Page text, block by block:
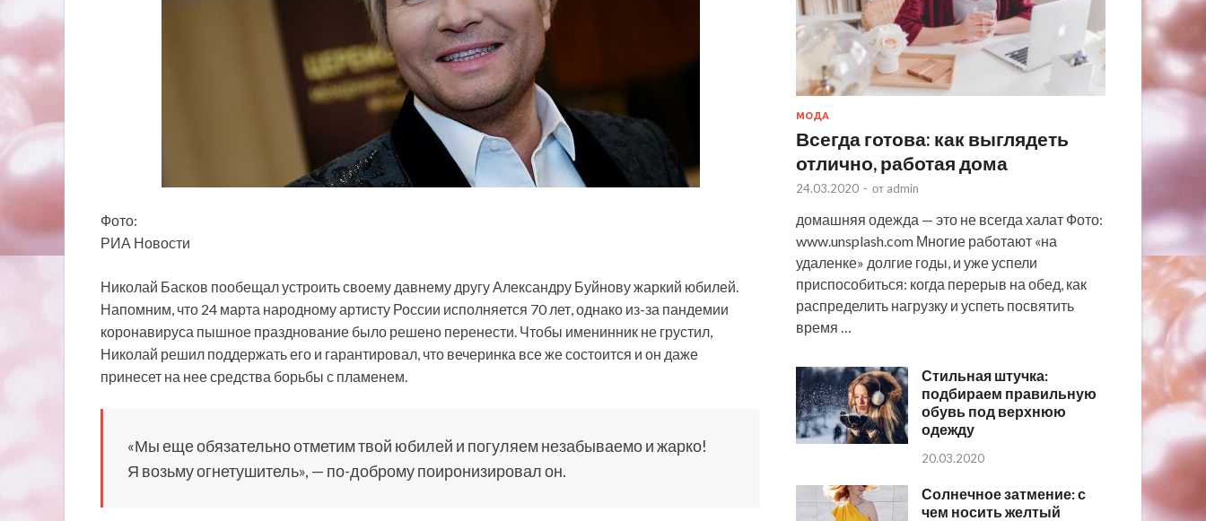
Фото:
РИА Новости
Николай Басков пообещал устроить своему давнему другу Александру Буйнову жаркий юбилей.
Напомним, что 24 марта народному артисту России исполняется 70 лет, однако из-за пандемии
коронавируса пышное празднование было решено перенести. Чтобы именинник не грустил,
Николай решил поддержать его и гарантировал, что вечеринка все же состоится и он даже
принесет на нее средства борьбы с пламенем.
«Мы еще обязательно отметим твой юбилей и погуляем незабываемо и жарко!
Я возьму огнетушитель», — по-доброму поиронизировал он.
МОДА
Всегда готова: как выглядеть
отлично, работая дома
24.03.2020 - от admin
домашняя одежда — это не всегда халат Фото:
www.unsplash.com Многие работают «на
удаленке» долгие годы, и уже успели
приспособиться: когда перерыв на обед, как
распределить нагрузку и успеть посвятить
время …
Стильная штучка:
подбираем правильную
обувь под верхнюю
одежду
20.03.2020
Солнечное затмение: с
чем носить желтый